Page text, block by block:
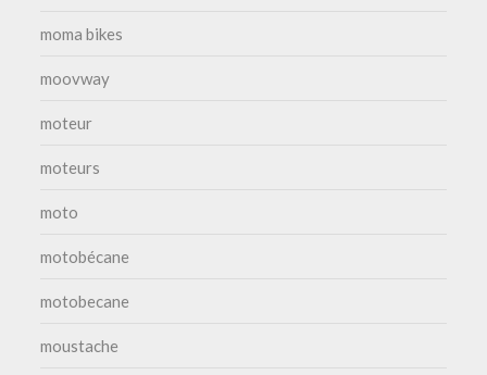
moma bikes
moovway
moteur
moteurs
moto
motobécane
motobecane
moustache